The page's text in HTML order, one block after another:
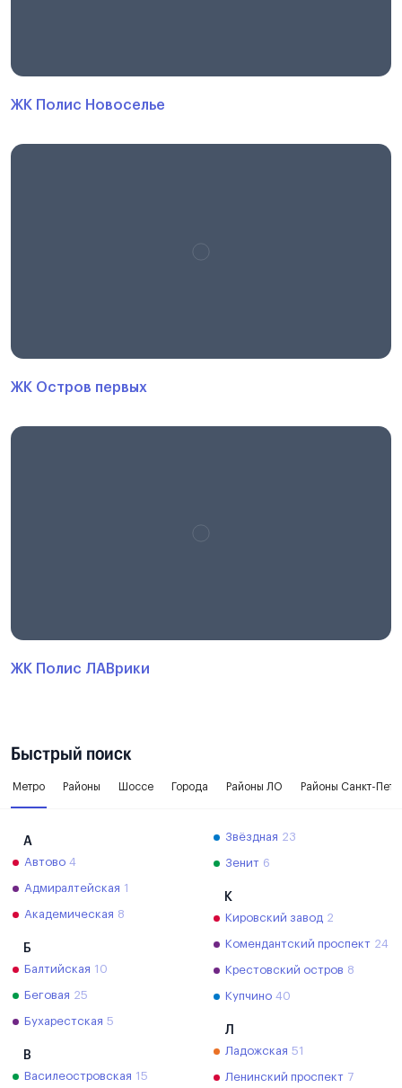
ЖК Полис Новоселье
ЖК Остров первых
ЖК Полис ЛАВрики
Быстрый поиск
Метро Районы Шоссе Города Районы ЛО Районы Санкт-
А
Автово 4
Адмиралтейская 1
Академическая 8
Б
Балтийская 10
Беговая 25
Бухарестская 5
В
Василеостровская 15
Звёздная 23
Зенит 6
К
Кировский завод 2
Комендантский проспект 24
Крестовский остров 8
Купчино 40
Л
Ладожская 51
Ленинский проспект 7